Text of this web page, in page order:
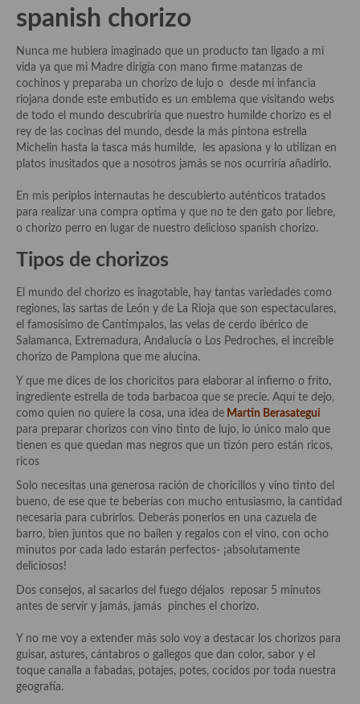
Prensa
Recetas
Acompañamientos
Airfryer recetas
Aderezos, salsas, vinagretas, especias, hierbas aromáticas o
aditivos
Especias, mezclas de especias
Hierbas aromáticas
Aceites
Mojos y pastas
Sales y polvos
Salsas y mojos
Adobos
Aperitivos
Bebidas
Bocadillos, hamburguesas, sándwich, emparedados, tostas y
demás
Entrantes y primeros platos
Ensaladas
Entrantes
Quínoa
Pasta
spanish chorizo
Nunca me hubiera imaginado que un producto tan ligado a mi
vida ya que mi Madre dirigía con mano firme matanzas de
cochinos y preparaba un chorizo de lujo o desde mi infancia
riojana donde este embutido es un emblema que visitando webs
de todo el mundo descubriría que nuestro humilde chorizo es el
rey de las cocinas del mundo, desde la más pintona estrella
Michelin hasta la tasca más humilde, les apasiona y lo utilizan en
platos inusitados que a nosotros jamás se nos ocurriría añadirlo.
En mis periplos internautas he descubierto auténticos tratados
para realizar una compra optima y que no te den gato por liebre,
o chorizo perro en lugar de nuestro delicioso spanish chorizo.
Tipos de chorizos
El mundo del chorizo es inagotable, hay tantas variedades como
regiones, las sartas de León y de La Rioja que son espectaculares,
el famosísimo de Cantimpalos, las velas de cerdo ibérico de
Salamanca, Extremadura, Andalucía o Los Pedroches, el increíble
chorizo de Pamplona que me alucina.
Y que me dices de los choricitos para elaborar al infierno o frito,
ingrediente estrella de toda barbacoa que se precie. Aquí te dejo,
como quien no quiere la cosa, una idea de Martin Berasategui
para preparar chorizos con vino tinto de lujo, lo único malo que
tienen es que quedan mas negros que un tizón pero están ricos,
ricos
Solo necesitas una generosa ración de choricillos y vino tinto del
bueno, de ese que te beberías con mucho entusiasmo, la cantidad
necesaria para cubrirlos. Deberás ponerlos en una cazuela de
barro, bien juntos que no bailen y regalos con el vino, con ocho
minutos por cada lado estarán perfectos- ¡absolutamente
deliciosos!
Dos consejos, al sacarlos del fuego déjalos reposar 5 minutos
antes de servir y jamás, jamás pinches el chorizo.
Y no me voy a extender más solo voy a destacar los chorizos para
guisar, astures, cántabros o gallegos que dan color, sabor y el
toque canalla a fabadas, potajes, potes, cocidos por toda nuestra
geografía.